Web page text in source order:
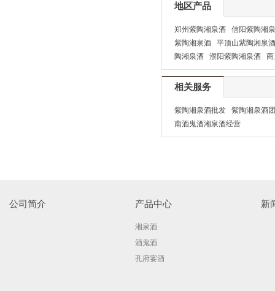
地区产品
郑州紫陶湘泉酒
信阳紫陶湘
紫陶湘泉酒
平顶山紫陶湘泉酒
陶湘泉酒
濮阳紫陶湘泉酒
相关服务
紫陶湘泉酒批发
紫陶湘泉酒
南酒鬼酒湘泉酒经营
公司简介 产品中心
湘泉酒
酒鬼酒
孔府宴酒
新